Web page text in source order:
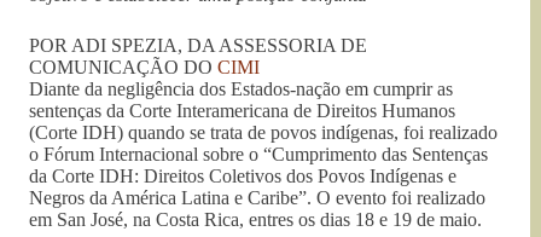
POR ADI SPEZIA, DA ASSESSORIA DE
COMUNICAÇÃO DO CIMI
Diante da negligência dos Estados-nação em cumprir as
sentenças da Corte Interamericana de Direitos Humanos
(Corte IDH) quando se trata de povos indígenas, foi realizado
o Fórum Internacional sobre o “Cumprimento das Sentenças
da Corte IDH: Direitos Coletivos dos Povos Indígenas e
Negros da América Latina e Caribe”. O evento foi realizado
em San José, na Costa Rica, entres os dias 18 e 19 de maio.